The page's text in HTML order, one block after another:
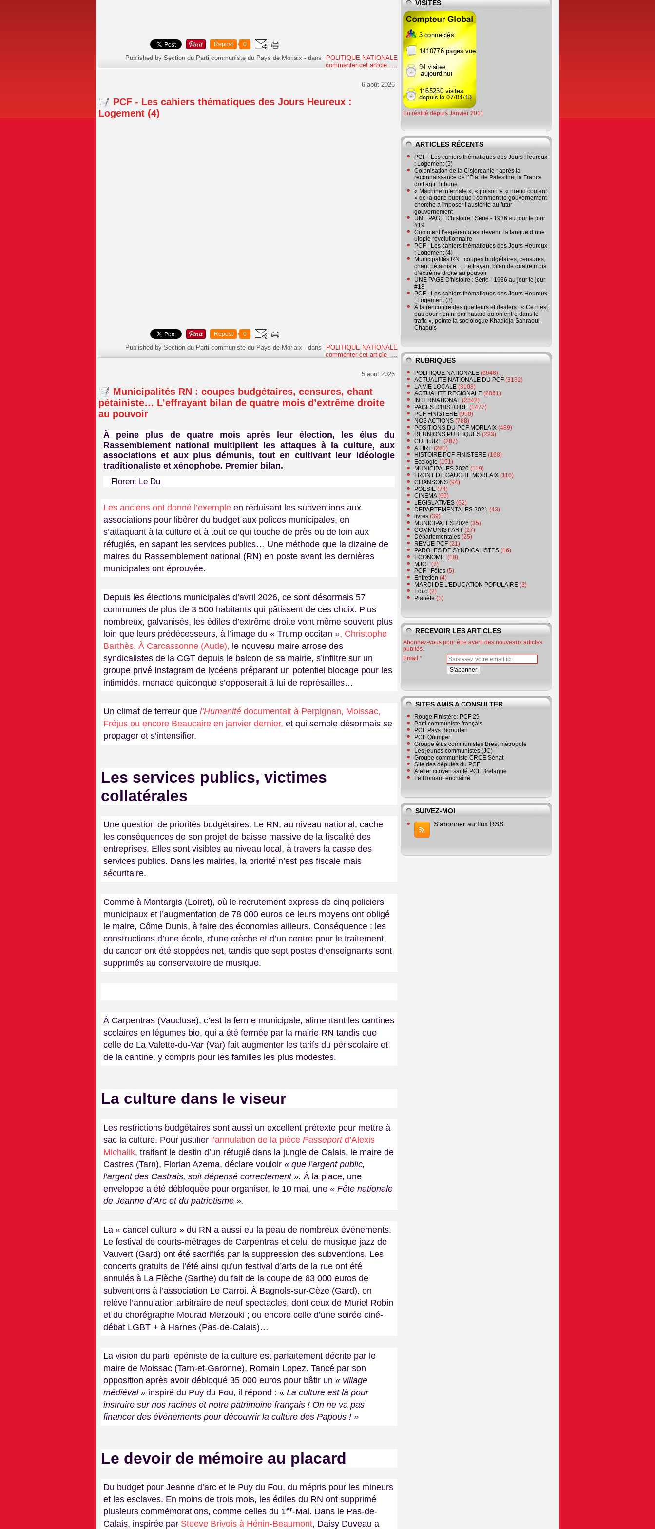
Repost 0
Published by Section du Parti communiste du Pays de Morlaix -dans
POLITIQUE NATIONALE
commenter cet article
…
6 août 2026
PCF - Les cahiers thématiques des Jours Heureux :
Logement (4)
Repost 0
Published by Section du Parti communiste du Pays de Morlaix -dans
POLITIQUE NATIONALE
commenter cet article
…
5 août 2026
Municipalités RN : coupes budgétaires, censures, chant
pétainiste… L’effrayant bilan de quatre mois d’extrême droite
au pouvoir
À peine plus de quatre mois après leur élection, les élus du
Rassemblement national multiplient les attaques à la culture, aux
associations et aux plus démunis, tout en cultivant leur idéologie
traditionaliste et xénophobe. Premier bilan.
Florent Le Du
Les anciens ont donné l’exemple en réduisant les subventions aux
associations pour libérer du budget aux polices municipales, en
s’attaquant à la culture et à tout ce qui touche de près ou de loin aux
réfugiés, en sapant les services publics… Une méthode que la dizaine de
maires du Rassemblement national (RN) en poste avant les dernières
municipales ont éprouvée.
Depuis les élections municipales d’avril 2026, ce sont désormais 57
communes de plus de 3 500 habitants qui pâtissent de ces choix. Plus
nombreux, galvanisés, les édiles d’extrême droite vont même souvent plus
loin que leurs prédécesseurs, à l’image du « Trump occitan », Christophe
Barthès. À Carcassonne (Aude), le nouveau maire arrose des
syndicalistes de la CGT depuis le balcon de sa mairie, s’infiltre sur un
groupe privé Instagram de lycéens préparant un potentiel blocage pour les
intimidés, menace quiconque s’opposerait à lui de représailles…
Un climat de terreur que l’Humanité documentait à Perpignan, Moissac,
Fréjus ou encore Beaucaire en janvier dernier, et qui semble désormais se
propager et s’intensifier.
Les services publics, victimes
collatérales
Une question de priorités budgétaires. Le RN, au niveau national, cache
les conséquences de son projet de baisse massive de la fiscalité des
entreprises. Elles sont visibles au niveau local, à travers la casse des
services publics. Dans les mairies, la priorité n’est pas fiscale mais
sécuritaire.
Comme à Montargis (Loiret), où le recrutement express de cinq policiers
municipaux et l’augmentation de 78 000 euros de leurs moyens ont obligé
le maire, Côme Dunis, à faire des économies ailleurs. Conséquence : les
constructions d’une école, d’une crèche et d’un centre pour le traitement
du cancer ont été stoppées net, tandis que sept postes d’enseignants sont
supprimés au conservatoire de musique.
À Carpentras (Vaucluse), c’est la ferme municipale, alimentant les cantines
scolaires en légumes bio, qui a été fermée par la mairie RN tandis que
celle de La Valette-du-Var (Var) fait augmenter les tarifs du périscolaire et
de la cantine, y compris pour les familles les plus modestes.
La culture dans le viseur
Les restrictions budgétaires sont aussi un excellent prétexte pour mettre à
sac la culture. Pour justifier l’annulation de la pièce Passeport d’Alexis
Michalik, traitant le destin d’un réfugié dans la jungle de Calais, le maire de
Castres (Tarn), Florian Azema, déclare vouloir « que l’argent public,
l’argent des Castrais, soit dépensé correctement ». À la place, une
enveloppe a été débloquée pour organiser, le 10 mai, une « Fête nationale
de Jeanne d’Arc et du patriotisme ».
La « cancel culture » du RN a aussi eu la peau de nombreux événements.
Le festival de courts-métrages de Carpentras et celui de musique jazz de
Vauvert (Gard) ont été sacrifiés par la suppression des subventions. Les
concerts gratuits de l’été ainsi qu’un festival d’arts de la rue ont été
annulés à La Flèche (Sarthe) du fait de la coupe de 63 000 euros de
subventions à l’association Le Carroi. À Bagnols-sur-Cèze (Gard), on
relève l’annulation arbitraire de neuf spectacles, dont ceux de Muriel Robin
et du chorégraphe Mourad Merzouki ; ou encore celle d’une soirée ciné-
débat LGBT + à Harnes (Pas-de-Calais)…
La vision du parti lepéniste de la culture est parfaitement décrite par le
maire de Moissac (Tarn-et-Garonne), Romain Lopez. Tancé par son
opposition après avoir débloqué 35 000 euros pour bâtir un « village
médiéval » inspiré du Puy du Fou, il répond : « La culture est là pour
instruire sur nos racines et notre patrimoine français ! On ne va pas
financer des événements pour découvrir la culture des Papous ! »
Le devoir de mémoire au placard
Du budget pour Jeanne d’arc et le Puy du Fou, du mépris pour les mineurs
et les esclaves. En moins de trois mois, les édiles du RN ont supprimé
plusieurs commémorations, comme celles du 1er-Mai. Dans le Pas-de-
Calais, inspirée par Steeve Brivois à Hénin-Beaumont, Daisy Duveau a
VISITES
En réalité depuis Janvier 2011
ARTICLES RÉCENTS
PCF - Les cahiers thématiques des Jours Heureux
: Logement (5)
Colonisation de la Cisjordanie : après la
reconnaissance de l’État de Palestine, la France
doit agir Tribune
« Machine infernale », « poison », « nœud coulant
» de la dette publique : comment le gouvernement
cherche à imposer l’austérité au futur
gouvernement
UNE PAGE D'histoire : Série - 1936 au jour le jour
#19
Comment l’espéranto est devenu la langue d’une
utopie révolutionnaire
PCF - Les cahiers thématiques des Jours Heureux
: Logement (4)
Municipalités RN : coupes budgétaires, censures,
chant pétainiste… L’effrayant bilan de quatre mois
d’extrême droite au pouvoir
UNE PAGE D'histoire : Série - 1936 au jour le jour
#18
PCF - Les cahiers thématiques des Jours Heureux
: Logement (3)
À la rencontre des guetteurs et dealers : « Ce n’est
pas pour rien ni par hasard qu’on entre dans le
trafic », pointe la sociologue Khadidja Sahraoui-
Chapuis
RUBRIQUES
POLITIQUE NATIONALE (6648)
ACTUALITE NATIONALE DU PCF (3132)
LA VIE LOCALE (3108)
ACTUALITE REGIONALE (2861)
INTERNATIONAL (2342)
PAGES D'HISTOIRE (1477)
PCF FINISTERE (950)
NOS ACTIONS (788)
POSITIONS DU PCF MORLAIX (489)
REUNIONS PUBLIQUES (293)
CULTURE (287)
A LIRE (281)
HISTOIRE PCF FINISTERE (168)
Ecologie (151)
MUNICIPALES 2020 (119)
FRONT DE GAUCHE MORLAIX (110)
CHANSONS (94)
POESIE (74)
CINEMA(69)
LEGISLATIVES (62)
DEPARTEMENTALES 2021 (43)
livres (39)
MUNICIPALES 2026 (35)
COMMUNIST'ART (27)
Départementales (25)
REVUE PCF (21)
PAROLES DE SYNDICALISTES (16)
ECONOMIE (10)
MJCF (7)
PCF - Fêtes (5)
Entretien (4)
MARDI DE L'EDUCATION POPULAIRE (3)
Edito (2)
Planète (1)
RECEVOIR LES ARTICLES
Abonnez-vous pour être averti des nouveaux articles
publiés.
Email
SITES AMIS A CONSULTER
Rouge Finistère: PCF 29
Parti communiste français
PCF Pays Bigouden
PCF Quimper
Groupe élus communistes Brest métropole
Les jeunes communistes (JC)
Groupe communiste CRCE Sénat
Site des députés du PCF
Atelier citoyen santé PCF Bretagne
Le Homard enchaîné
SUIVEZ-MOI
S'abonner au flux RSS